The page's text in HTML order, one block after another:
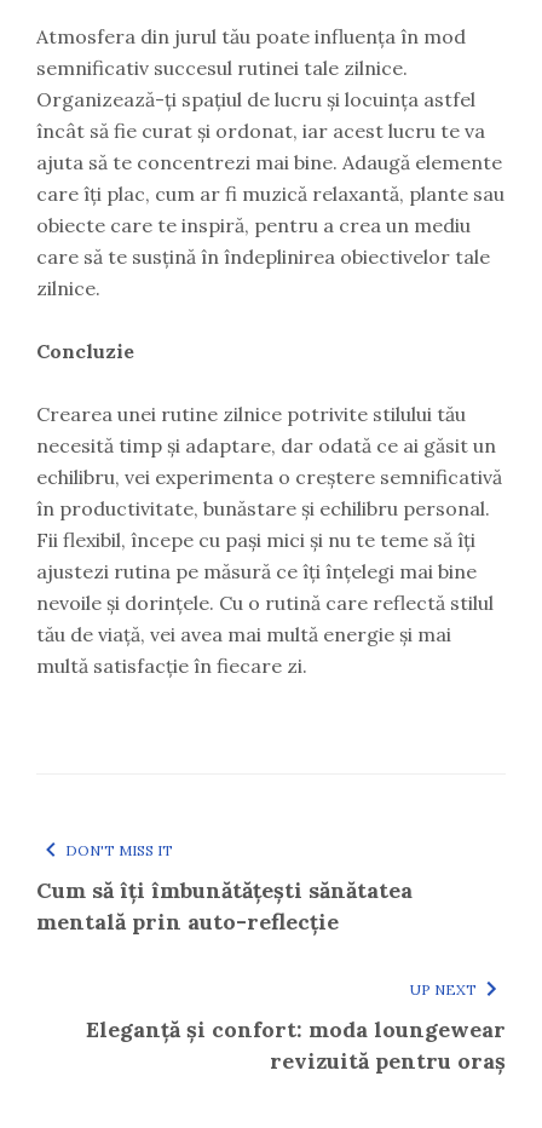
Atmosfera din jurul tău poate influența în mod
semnificativ succesul rutinei tale zilnice.
Organizează-ți spațiul de lucru și locuința astfel
încât să fie curat și ordonat, iar acest lucru te va
ajuta să te concentrezi mai bine. Adaugă elemente
care îți plac, cum ar fi muzică relaxantă, plante sau
obiecte care te inspiră, pentru a crea un mediu
care să te susțină în îndeplinirea obiectivelor tale
zilnice.
Concluzie
Crearea unei rutine zilnice potrivite stilului tău
necesită timp și adaptare, dar odată ce ai găsit un
echilibru, vei experimenta o creștere semnificativă
în productivitate, bunăstare și echilibru personal.
Fii flexibil, începe cu pași mici și nu te teme să îți
ajustezi rutina pe măsură ce îți înțelegi mai bine
nevoile și dorințele. Cu o rutină care reflectă stilul
tău de viață, vei avea mai multă energie și mai
multă satisfacție în fiecare zi.
DON'T MISS IT
Cum să îți îmbunătățești sănătatea
mentală prin auto-reflecție
UP NEXT
Eleganță și confort: moda loungewear
revizuită pentru oraș